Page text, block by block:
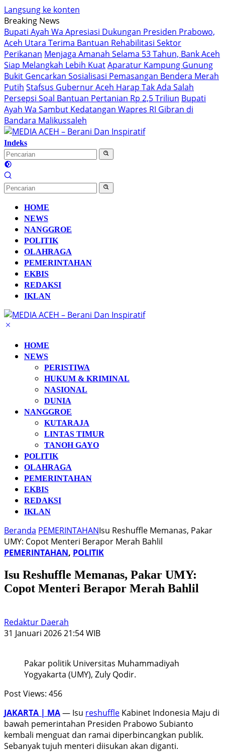
Langsung ke konten
Breaking News
Bupati Ayah Wa Apresiasi Dukungan Presiden Prabowo,
Aceh Utara Terima Bantuan Rehabilitasi Sektor
Perikanan Menjaga Amanah Selama 53 Tahun, Bank Aceh
Siap Melangkah Lebih KuatAparatur Kampung Gunung
Bukit Gencarkan Sosialisasi Pemasangan Bendera Merah
Putih Stafsus Gubernur Aceh Harap Tak Ada Salah
Persepsi Soal Bantuan Pertanian Rp 2,5 Triliun Bupati
Ayah Wa Sambut Kedatangan Wapres RI Gibran di
Bandara Malikussaleh
Indeks
HOME
NEWS
NANGGROE
POLITIK
OLAHRAGA
PEMERINTAHAN
EKBIS
REDAKSI
IKLAN
HOME
NEWS
PERISTIWA
HUKUM & KRIMINAL
NASIONAL
DUNIA
NANGGROE
KUTARAJA
LINTAS TIMUR
TANOH GAYO
POLITIK
OLAHRAGA
PEMERINTAHAN
EKBIS
REDAKSI
IKLAN
Beranda PEMERINTAHAN​Isu Reshuffle Memanas, Pakar
UMY: Copot Menteri Berapor Merah Bahlil
PEMERINTAHAN, POLITIK
​Isu Reshuffle Memanas, Pakar UMY:
Copot Menteri Berapor Merah Bahlil
Redaktur Daerah
31 Januari 2026 21:54 WIB
Pakar politik Universitas Muhammadiyah
Yogyakarta (UMY), Zuly Qodir.
Post Views: 456
JAKARTA | MA— Isu reshuffle Kabinet Indonesia Maju di
bawah pemerintahan Presiden Prabowo Subianto
kembali menguat dan ramai diperbincangkan publik.
Sebanyak tujuh menteri diisukan akan diganti.